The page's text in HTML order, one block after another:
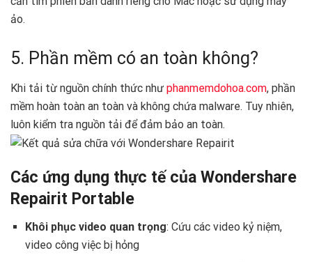
ảo.
5. Phần mềm có an toàn không?
Khi tải từ nguồn chính thức như phanmemdohoa.com, phần
mềm hoàn toàn an toàn và không chứa malware. Tuy nhiên,
luôn kiểm tra nguồn tải để đảm bảo an toàn.
Các ứng dụng thực tế của Wondershare
Repairit Portable
Khôi phục video quan trọng: Cứu các video kỷ niệm,
video công việc bị hỏng